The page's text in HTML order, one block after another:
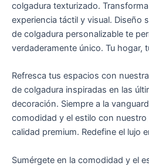
colgadura texturizado.
experiencia táctil y visual. Diseño
de colgadura personalizable te
verdaderamente único. Tu hogar,
Refresca tus espacios con
de colgadura inspiradas en las
decoración. Siempre a la
comodidad y el estilo con
calidad premium. Redefine el lujo
Sumérgete en la comodidad y el